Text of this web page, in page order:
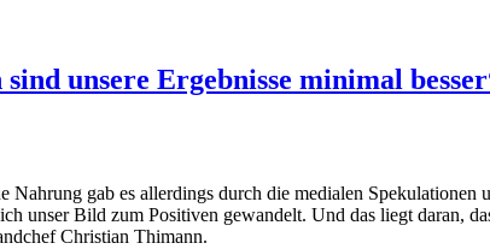
unsere Ergebnisse minimal
gab es allerdings durch die medialen Spekulationen
unser Bild zum Positiven gewandelt. Und das liegt daran,
Christian Thimann.